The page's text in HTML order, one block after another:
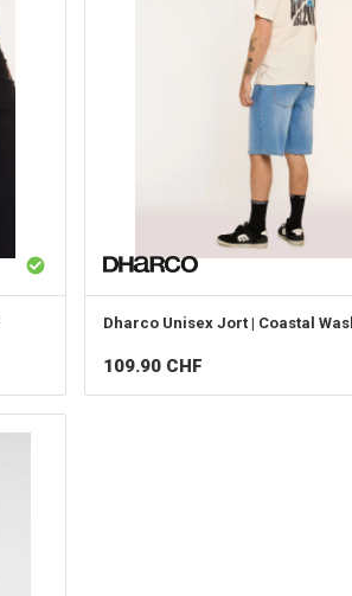
Dharco Unisex Jort | Coastal
109.90 CHF